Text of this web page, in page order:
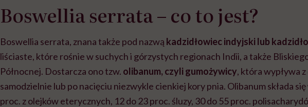
Boswellia serrata – co to jest?
Boswellia serrata, znana także pod nazwą kadzidłowiec indyjski lub
liściaste, które rośnie w suchych i górzystych regionach Indii, a także
Północnej. Dostarcza ono tzw. olibanum, czyli gumożywicy, która wypływa
samodzielnie lub po nacięciu niezwykle cienkiej kory pnia. Olibanum składa się
proc. z olejków eterycznych, 12 do 23 proc. śluzy, 30 do 55 proc.